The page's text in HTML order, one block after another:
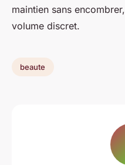
maintien sans
volume discret.
beaute